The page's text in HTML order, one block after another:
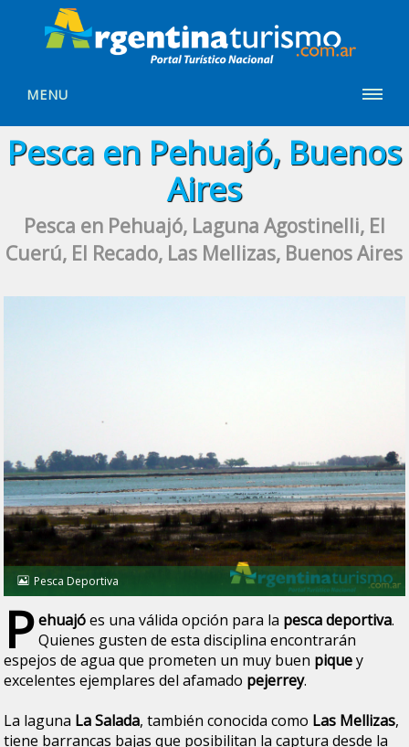
MENU
Pesca en Pehuajó, Buenos
Aires
Pesca en Pehuajó, Laguna Agostinelli, El
Cuerú, El Recado, Las Mellizas, Buenos Aires
Pesca Deportiva
P ehuajóes una válida opción para la pesca deportiva.
Quienes gusten de esta disciplina encontrarán
espejos de agua que prometen un muy buen piquey
excelentes ejemplares del afamado pejerrey.
La laguna La Salada, también conocida como Las Mellizas,
tiene barrancas bajas que posibilitan la captura desde la